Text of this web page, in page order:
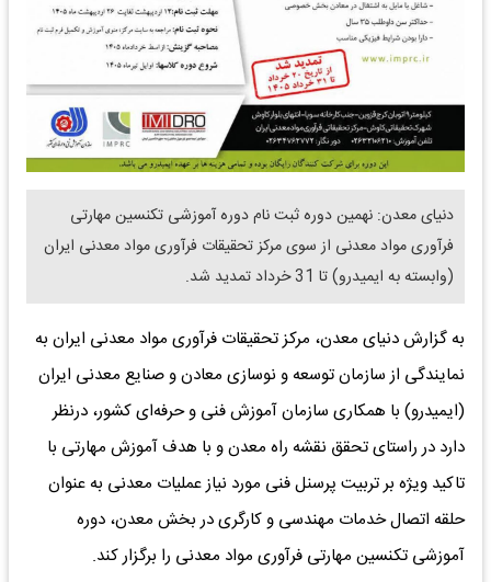
دنیای معدن: نهمین دوره ثبت نام دوره آموزشی تکنسین مهارتی
فرآوری مواد معدنی از سوی مرکز تحقیقات فرآوری مواد معدنی ایران
(وابسته به ایمیدرو) تا 31 خرداد تمدید شد.
به گزارش دنیای معدن، مرکز تحقیقات فرآوری مواد معدنی ایران به
نمایندگی از سازمان توسعه و نوسازی معادن و صنایع معدنی ایران
(ایمیدرو) با همکاری سازمان آموزش فنی و حرفه‌ای کشور، درنظر
دارد در راستای تحقق نقشه راه معدن و با هدف آموزش مهارتی با
تاکید ویژه بر تربیت پرسنل فنی مورد نیاز عملیات معدنی به عنوان
حلقه اتصال خدمات مهندسی و کارگری در بخش معدن، دوره
آموزشی تکنسین مهارتی فرآوری مواد معدنی را برگزار کند.